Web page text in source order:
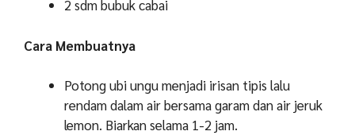
2 sdm bubuk cabai
Cara Membuatnya
Potong ubi ungu menjadi irisan tipis lalu
rendam dalam air bersama garam dan air jeruk
lemon. Biarkan selama 1-2 jam.